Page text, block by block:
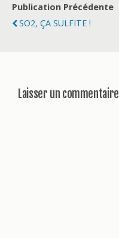
Publication Précédente
SO2, ÇA SULFITE !
Laisser un commentaire